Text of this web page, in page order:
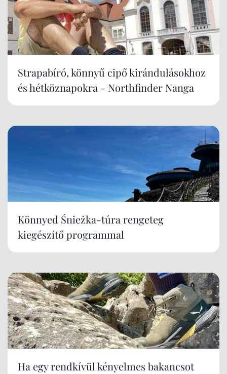
Strapabíró, könnyű cipő kirándulásokhoz
és hétköznapokra - Northfinder Nanga
Könnyed Śnieżka-túra rengeteg
kiegészítő programmal
Ha egy rendkívül kényelmes bakancsot